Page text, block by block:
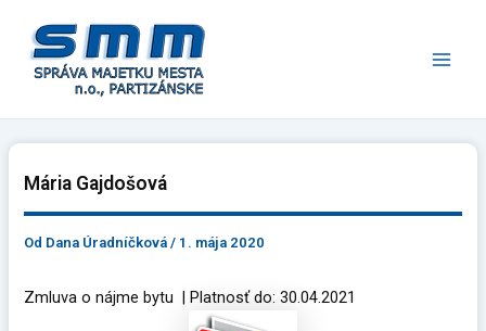
obsah
Mária Gajdošová
Od Dana Úradníčková/ 1. mája 2020
Zmluva o nájme bytu | Platnosť do: 30.04.2021